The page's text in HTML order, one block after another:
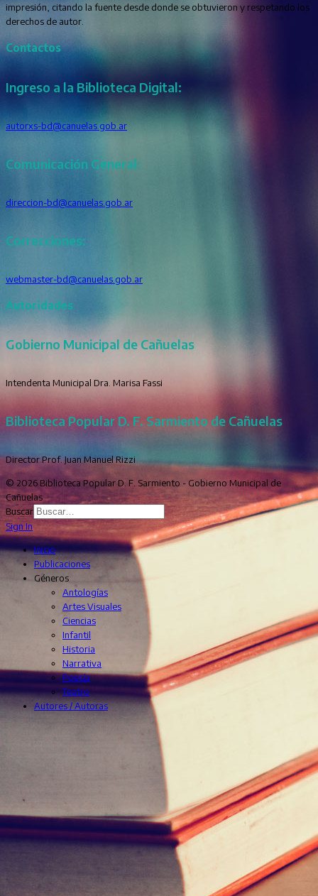
impresión, citando la fuente desde donde se obtuvieron y respetando los
derechos de autor.
Contactos
Ingreso a la Biblioteca Digital:
autorxs-bd@canuelas.gob.ar
Comunicación General:
direccion-bd@canuelas.gob.ar
Correcciones:
webmaster-bd@canuelas.gob.ar
Autoridades
Gobierno Municipal de Cañuelas
Intendenta Municipal Dra. Marisa Fassi
Biblioteca Popular D. F. Sarmiento de Cañuelas
Director Prof. Juan Manuel Rizzi
© 2026 Biblioteca Popular D. F. Sarmiento - Gobierno Municipal de
Cañuelas
Buscar
Sign In
Inicio
Publicaciones
Géneros
Antologías
Artes Visuales
Ciencias
Infantil
Historia
Narrativa
Poesía
Teatro
Autores / Autoras